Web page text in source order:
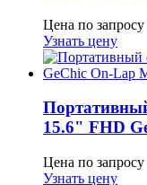
Цена по запросу
Узнать цену
15.6" FHD
Цена по запросу
Узнать цену